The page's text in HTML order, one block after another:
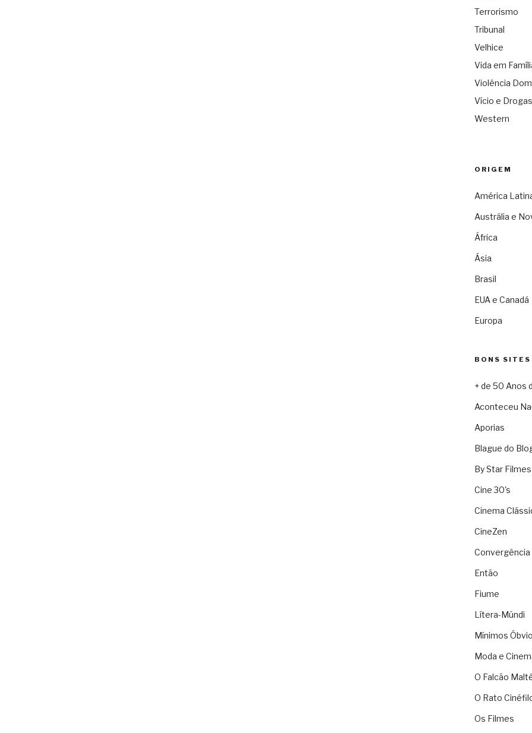
Terrorismo
Tribunal
Velhice
Vida em
Violência
Vício e Drogas
Western
ORIGEM
América
Austrália e
África
Ásia
Brasil
EUA e Canadá
Europa
BONS SITES
+ de 50 Anos
Aconteceu
Aporias
Blague do
By Star Filmes
Cine 30's
Cinema
CineZen
Convergência
Então
Fiume
Lítera-Múndi
Mínimos
Moda e
O Falcão
O Rato
Os Filmes